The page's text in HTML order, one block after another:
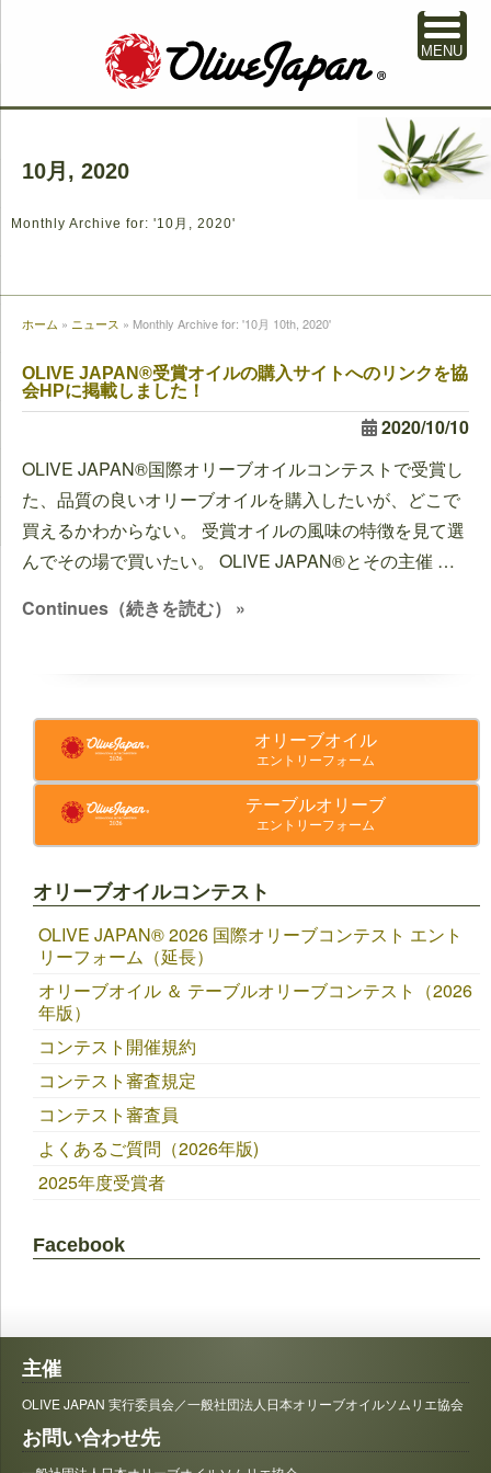
10月, 2020
Monthly Archive for: '10月, 2020'
ホーム » ニュース » Monthly Archive for: '10月 10th, 2020'
OLIVE JAPAN®受賞オイルの購入サイトへのリンクを協
会HPに掲載しました！
2020/10/10
OLIVE JAPAN®国際オリーブオイルコンテストで受賞し
た、品質の良いオリーブオイルを購入したいが、どこで
買えるかわからない。 受賞オイルの風味の特徴を見て選
んでその場で買いたい。 OLIVE JAPAN®とその主催 …
Continues（続きを読む） »
オリーブオイル
エントリーフォーム
テーブルオリーブ
エントリーフォーム
オリーブオイルコンテスト
OLIVE JAPAN®︎ 2026 国際オリーブコンテスト エント
リーフォーム（延長）
オリーブオイル ＆ テーブルオリーブコンテスト（2026
年版）
コンテスト開催規約
コンテスト審査規定
コンテスト審査員
よくあるご質問（2026年版)
2025年度受賞者
Facebook
主催
OLIVE JAPAN 実行委員会／一般社団法人日本オリーブオイルソムリエ協会
お問い合わせ先
MENU